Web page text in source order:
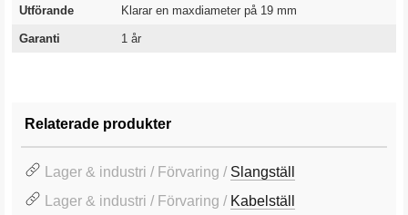
Utförande Klarar en maxdiameter på 19 mm
Garanti 1 år
Relaterade produkter
Lager & industri / Förvaring / Slangställ
Lager & industri / Förvaring / Kabelställ